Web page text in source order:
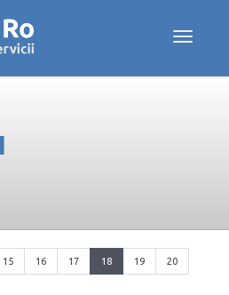
Toggle
15 16 17 18 19 20